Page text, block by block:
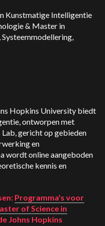
Kunstmatige Intelligentie
& Master in
Hopkins University biedt
ontworpen met
gericht op gebieden
en
wordt online aangeboden
kennis en
Programma's voor
of Science in
Johns Hopkins